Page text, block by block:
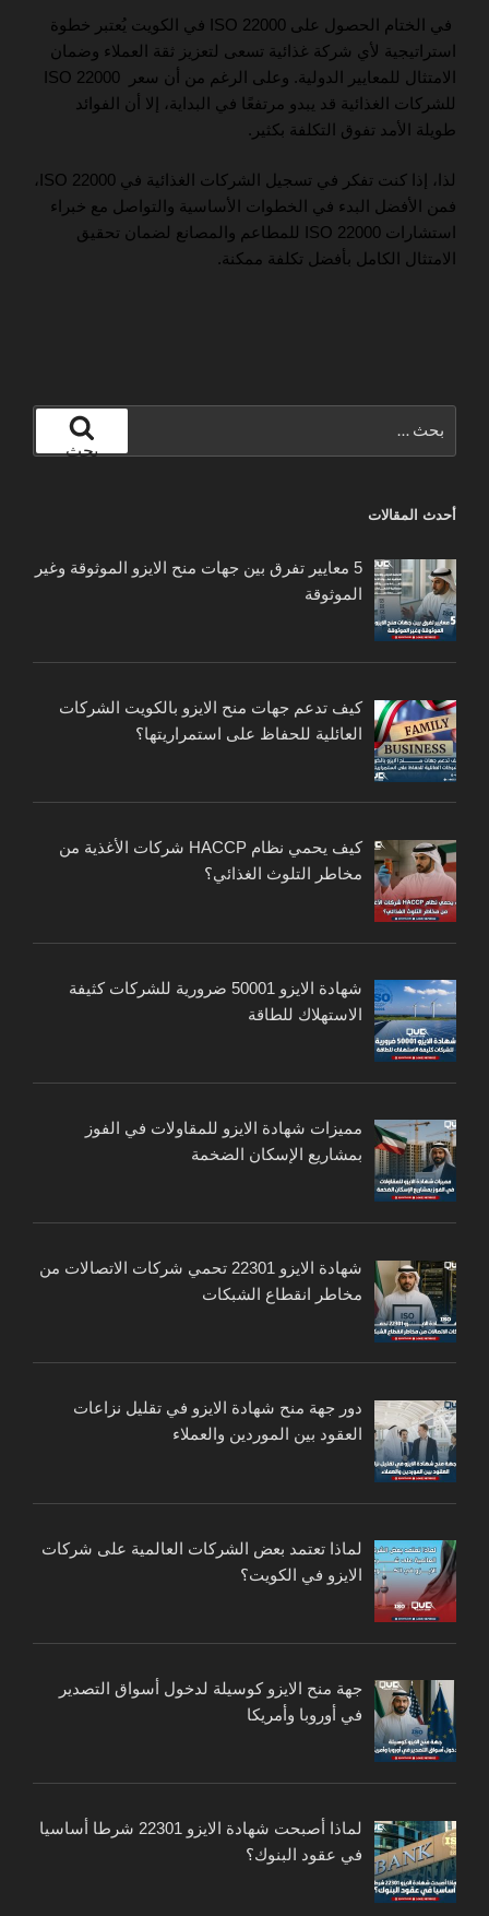
في الختام الحصول على ISO 22000 في الكويت يُعتبر خطوة
استراتيجية لأي شركة غذائية تسعى لتعزيز ثقة العملاء وضمان
الامتثال للمعايير الدولية. وعلى الرغم من أن سعر ISO 22000
للشركات الغذائية قد يبدو مرتفعًا في البداية، إلا أن الفوائد
طويلة الأمد تفوق التكلفة بكثير.
لذا، إذا كنت تفكر في تسجيل الشركات الغذائية في ISO 22000،
فمن الأفضل البدء في الخطوات الأساسية والتواصل مع خبراء
استشارات ISO 22000 للمطاعم والمصانع لضمان تحقيق
الامتثال الكامل بأفضل تكلفة ممكنة.
عن:
بحث
أحدث المقالات
5 معايير تفرق بين جهات منح الايزو الموثوقة وغير
الموثوقة
كيف تدعم جهات منح الايزو بالكويت الشركات
العائلية للحفاظ على استمراريتها؟
كيف يحمي نظام HACCP شركات الأغذية من
مخاطر التلوث الغذائي؟
شهادة الايزو 50001 ضرورية للشركات كثيفة
الاستهلاك للطاقة
مميزات شهادة الايزو للمقاولات في الفوز
بمشاريع الإسكان الضخمة
شهادة الايزو 22301 تحمي شركات الاتصالات من
مخاطر انقطاع الشبكات
دور جهة منح شهادة الايزو في تقليل نزاعات
العقود بين الموردين والعملاء
لماذا تعتمد بعض الشركات العالمية على شركات
الايزو في الكويت؟
جهة منح الايزو كوسيلة لدخول أسواق التصدير
في أوروبا وأمريكا
لماذا أصبحت شهادة الايزو 22301 شرطا أساسيا
في عقود البنوك؟